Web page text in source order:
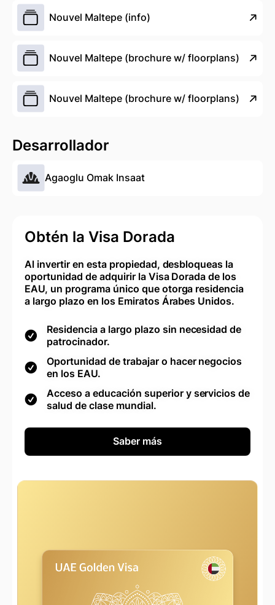
Nouvel Maltepe (info)
Nouvel Maltepe (brochure w/ floorplans)
Nouvel Maltepe (brochure w/ floorplans)
Desarrollador
Agaoglu Omak Insaat
Obtén la Visa Dorada
Al invertir en esta propiedad, desbloqueas la
oportunidad de adquirir la Visa Dorada de los
EAU, un programa único que otorga residencia
a largo plazo en los Emiratos Árabes Unidos.
Residencia a largo plazo sin necesidad de
patrocinador.
Oportunidad de trabajar o hacer negocios
en los EAU.
Acceso a educación superior y servicios de
salud de clase mundial.
Saber más